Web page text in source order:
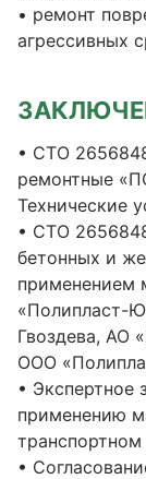
• ремонт
агрессивных
• СТО
ремонтные
Технические
• СТО
бетонных и
применением
«Полипласт-
Гвоздева, АО
ООО
• Экспертное
применению
•